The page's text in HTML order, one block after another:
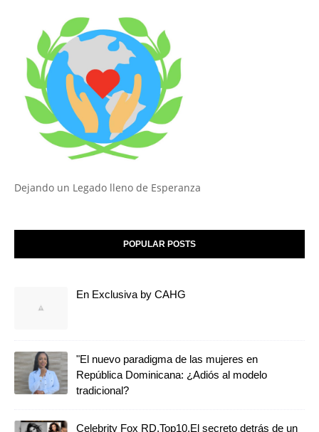
Dejando un Legado lleno de Esperanza
POPULAR POSTS
En Exclusiva by CAHG
"El nuevo paradigma de las mujeres en
República Dominicana: ¿Adiós al modelo
tradicional?
Celebrity Fox RD,Top10,El secreto detrás de un